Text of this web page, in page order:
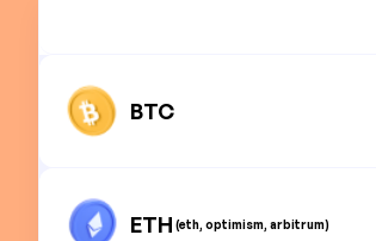
BTC
ETH (eth, optimism, arbitrum)